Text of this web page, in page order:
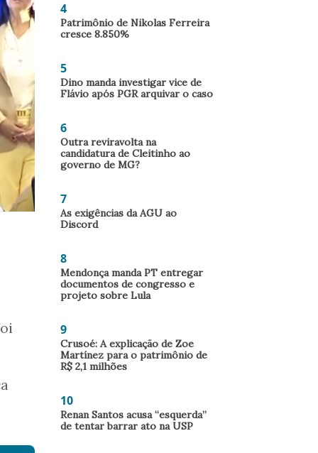
4
Patrimônio de Nikolas Ferreira
cresce 8.850%
5
Dino manda investigar vice de
Flávio após PGR arquivar o caso
6
Outra reviravolta na
candidatura de Cleitinho ao
governo de MG?
7
As exigências da AGU ao
Discord
8
Mendonça manda PT entregar
documentos de congresso e
projeto sobre Lula
9
Crusoé: A explicação de Zoe
Martínez para o patrimônio de
R$ 2,1 milhões
10
Renan Santos acusa “esquerda”
de tentar barrar ato na USP